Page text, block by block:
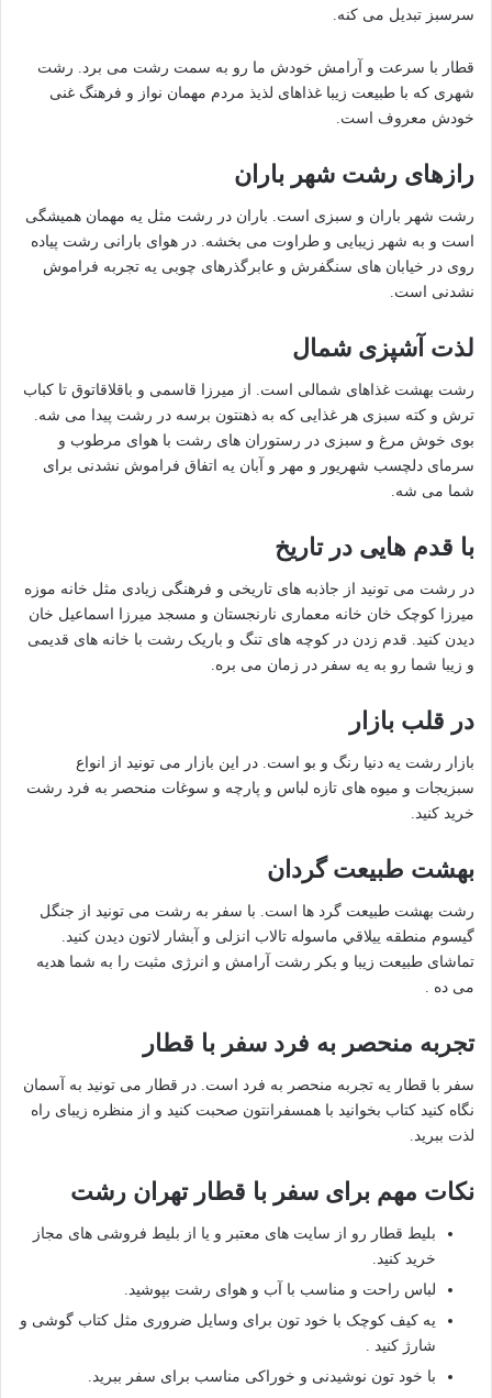
سرسبز تبدیل می کنه.
قطار با سرعت و آرامش خودش ما رو به سمت رشت می برد. رشت
شهری که با طبیعت زیبا غذاهای لذیذ مردم مهمان نواز و فرهنگ غنی
خودش معروف است.
رازهای رشت شهر باران
رشت شهر باران و سبزی است. باران در رشت مثل یه مهمان همیشگی
است و به شهر زیبایی و طراوت می بخشه. در هوای بارانی رشت پیاده
روی در خیابان های سنگفرش و عابرگذرهای چوبی یه تجربه فراموش
نشدنی است.
لذت آشپزی شمال
رشت بهشت غذاهای شمالی است. از میرزا قاسمی و باقلاقاتوق تا کباب
ترش و کته سبزی هر غذایی که به ذهنتون برسه در رشت پیدا می شه.
بوی خوش مرغ و سبزی در رستوران های رشت با هوای مرطوب و
سرمای دلچسب شهریور و مهر و آبان یه اتفاق فراموش نشدنی برای
شما می شه.
با قدم هایی در تاریخ
در رشت می تونید از جاذبه های تاریخی و فرهنگی زیادی مثل خانه موزه
میرزا کوچک خان خانه معماری نارنجستان و مسجد میرزا اسماعیل خان
دیدن کنید. قدم زدن در کوچه های تنگ و باریک رشت با خانه های قدیمی
و زیبا شما رو به یه سفر در زمان می بره.
در قلب بازار
بازار رشت یه دنيا رنگ و بو است. در این بازار می تونید از انواع
سبزیجات و میوه های تازه لباس و پارچه و سوغات منحصر به فرد رشت
خرید کنید.
بهشت طبیعت گردان
رشت بهشت طبیعت گرد ها است. با سفر به رشت می تونید از جنگل
گیسوم منطقه یيلاقي ماسوله تالاب انزلی و آبشار لاتون دیدن کنید.
تماشای طبیعت زیبا و بکر رشت آرامش و انرژی مثبت را به شما هدیه
می ده .
تجربه منحصر به فرد سفر با قطار
سفر با قطار یه تجربه منحصر به فرد است. در قطار می تونید به آسمان
نگاه کنید کتاب بخوانید با همسفرانتون صحبت کنید و از منظره زیبای راه
لذت ببرید.
نکات مهم برای سفر با قطار تهران رشت
بلیط قطار رو از سایت های معتبر و یا از بلیط فروشی های مجاز
خرید کنید.
لباس راحت و مناسب با آب و هوای رشت بپوشید.
یه کیف کوچک با خود تون برای وسایل ضروری مثل کتاب گوشی و
شارژ کنید .
با خود تون نوشیدنی و خوراکی مناسب برای سفر ببرید.